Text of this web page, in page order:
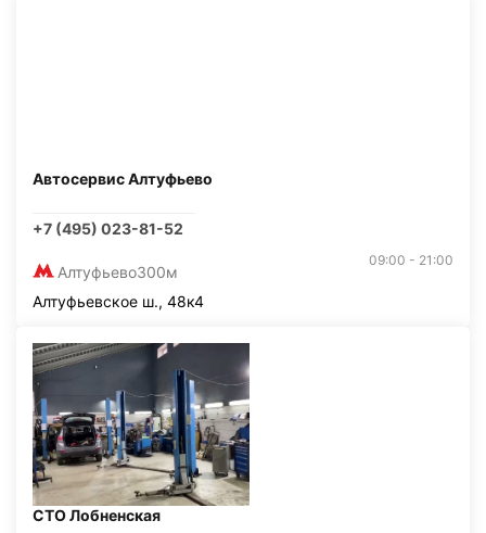
Автосервис Алтуфьево
+7 (495) 023-81-52
Алтуфьево300м
09:00 - 21:00
Алтуфьевское ш., 48к4
СТО Лобненская